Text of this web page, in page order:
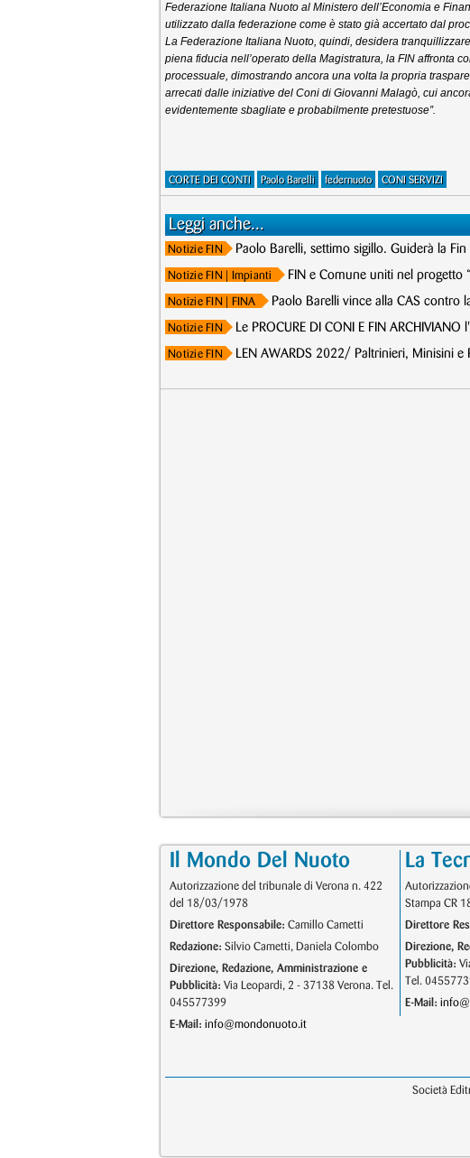
Federazione Italiana Nuoto al Ministero dell’Economia e
utilizzato dalla federazione come è stato già accertato dal
La Federazione Italiana Nuoto, quindi, desidera
piena fiducia nell’operato della Magistratura, la FIN affronta
processuale, dimostrando ancora una volta la propria
arrecati dalle iniziative del Coni di Giovanni Malagò, cui
evidentemente sbagliate e probabilmente pretestuose”.
CORTE DEI CONTI Paolo Barelli federnuoto CONI SERVIZI
Leggi anche...
Notizie FIN Paolo Barelli, settimo sigillo. Guiderà la
Notizie FIN | Impianti FIN e Comune uniti nel progetto
Notizie FIN | FINA Paolo Barelli vince alla CAS contro
Notizie FIN Le PROCURE DI CONI E FIN
Notizie FIN LEN AWARDS 2022/ Paltrinieri, Minisini e
Il Mondo Del Nuoto
Autorizzazione del tribunale di Verona n. 422
del 18/03/1978
Direttore Responsabile: Camillo Cametti
Redazione: Silvio Cametti, Daniela Colombo
Direzione, Redazione, Amministrazione e
Pubblicità: Via Leopardi, 2 - 37138 Verona. Tel.
045577399
E-Mail: info@mondonuoto.it
La
Stampa CR
Direttore
Direzione,
Pubblicità:
Tel.
E-Mail:
Società